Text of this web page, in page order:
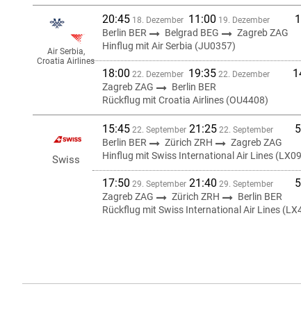
20:45 18. Dezember 11:00 19. Dezember
Berlin BER Belgrad BEG
Zagreb ZAG
Hinflug mit Air Serbia (JU0357)
18:00 22. Dezember 19:35 22. Dezember
Zagreb ZAG
Berlin BER
Rückflug mit Croatia Airlines (OU4408)
Air Serbia,
Croatia Airlines
15:45 22. September 21:25 22. September
Berlin BER Zürich ZRH
Zagreb ZAG
Hinflug mit Swiss International Air Lines
17:50 29. September 21:40 29. September
Zagreb ZAG Zürich ZRH
Berlin BER
Rückflug mit Swiss International Air Lines
Swiss